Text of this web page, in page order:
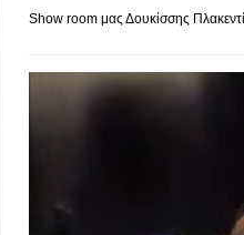
Show room μας Δουκίσσης